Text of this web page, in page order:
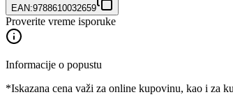
EAN:9788610032659
Proverite vreme isporuke
Informacije o popustu
*Iskazana cena važi za online kupovinu, kao i za